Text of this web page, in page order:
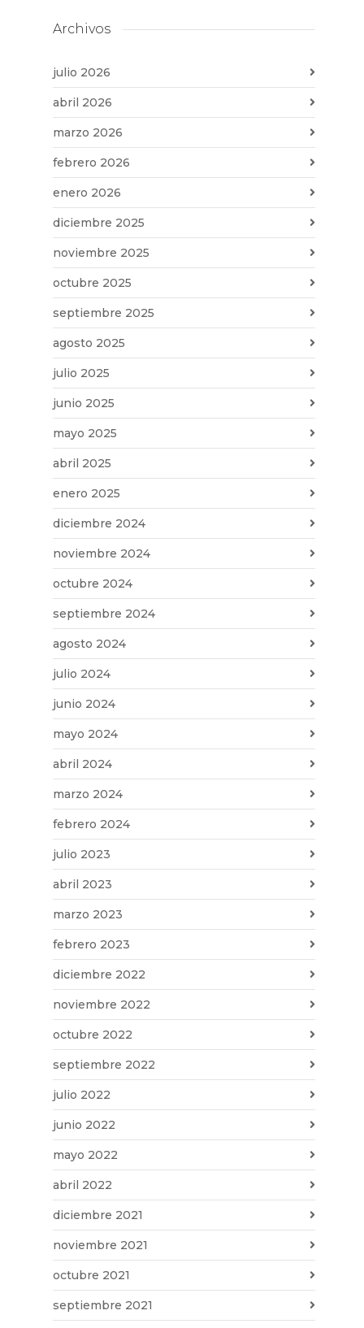
Archivos
julio 2026
abril 2026
marzo 2026
febrero 2026
enero 2026
diciembre 2025
noviembre 2025
octubre 2025
septiembre 2025
agosto 2025
julio 2025
junio 2025
mayo 2025
abril 2025
enero 2025
diciembre 2024
noviembre 2024
octubre 2024
septiembre 2024
agosto 2024
julio 2024
junio 2024
mayo 2024
abril 2024
marzo 2024
febrero 2024
julio 2023
abril 2023
marzo 2023
febrero 2023
diciembre 2022
noviembre 2022
octubre 2022
septiembre 2022
julio 2022
junio 2022
mayo 2022
abril 2022
diciembre 2021
noviembre 2021
octubre 2021
septiembre 2021